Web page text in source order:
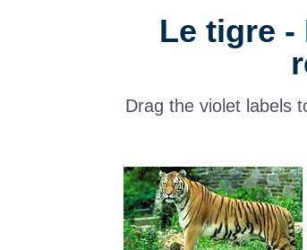
Le tigre -
Drag the violet labels